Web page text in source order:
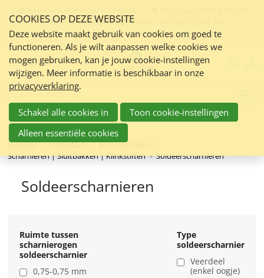
links
over
Spring
naar
de
inhoud
Spring
naar
navigatie
Nederland en Belgie
Contact:
info@optiplus.nl
Menu
Zoeken:
Optiplus Werkplaats
Brilonderdelen
Scharnieren | Sluitbakken | Klinkstiften
Soldeerscharnieren
Soldeerscharnieren
Ruimte tussen
scharnierogen
soldeerscharnier
0,75-0,75 mm
Type
soldeerscharnier
Veerdeel
(enkel oogje)
COOKIES OP DEZE WEBSITE
Deze website maakt gebruik van cookies om goed te
functioneren. Als je wilt aanpassen welke cookies we
mogen gebruiken, kan je jouw cookie-instellingen
wijzigen. Meer informatie is beschikbaar in onze
privacyverklaring.
Schakel alle cookies in
Toon cookie-instellingen
Alleen essentiële cookies